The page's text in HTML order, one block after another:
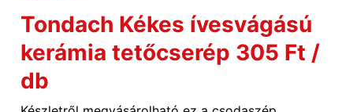
Tondach Kékes ívesvágású
kerámia tetőcserép 305 Ft /
db